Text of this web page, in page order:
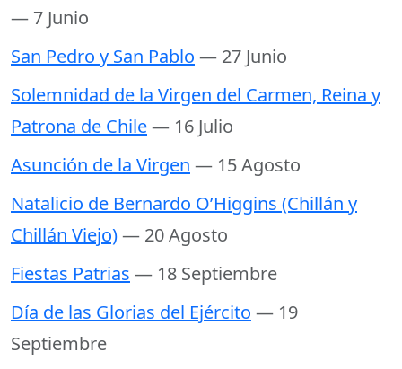
— 7 Junio
San Pedro y San Pablo — 27 Junio
Solemnidad de la Virgen del Carmen, Reina y
Patrona de Chile— 16 Julio
Asunción de la Virgen — 15 Agosto
Natalicio de Bernardo O’Higgins (Chillán y
Chillán Viejo)— 20 Agosto
Fiestas Patrias — 18 Septiembre
Día de las Glorias del Ejército — 19
Septiembre